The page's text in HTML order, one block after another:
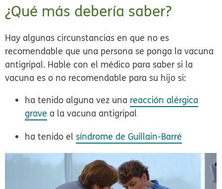
¿Qué más debería saber?
Hay algunas circunstancias en que no es
recomendable que una persona se ponga la vacuna
antigripal. Hable con el médico para saber si la
vacuna es o no recomendable para su hijo si:
ha tenido alguna vez una reacción alérgica
grave a la vacuna antigripal
ha tenido el síndrome de Guillain-Barré